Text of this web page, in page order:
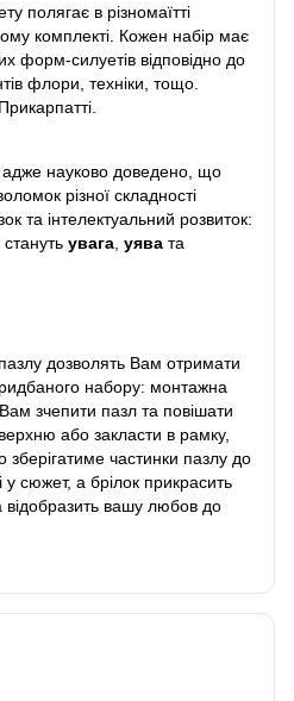
полягає в різномаїтті
комплекті. Кожен набір має
форм-силуетів відповідно до
флори, техніки, тощо.
адже науково доведено, що
різної складності
та інтелектуальний розвиток:
увага уява та
дозволять Вам отримати
набору: монтажна
зчепити пазл та повішати
або закласти в рамку,
зберігатиме частинки пазлу до
у сюжет, а брілок прикрасить
відобразить вашу любов до